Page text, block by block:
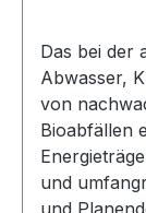
Das bei der
Abwasser,
von
Bioabfällen
und
und